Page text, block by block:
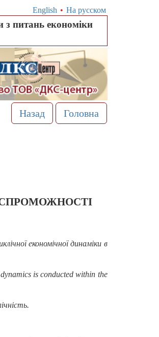
English • На русском
питань економіки
Назад Головна
економічної динаміки в
is conducted within the